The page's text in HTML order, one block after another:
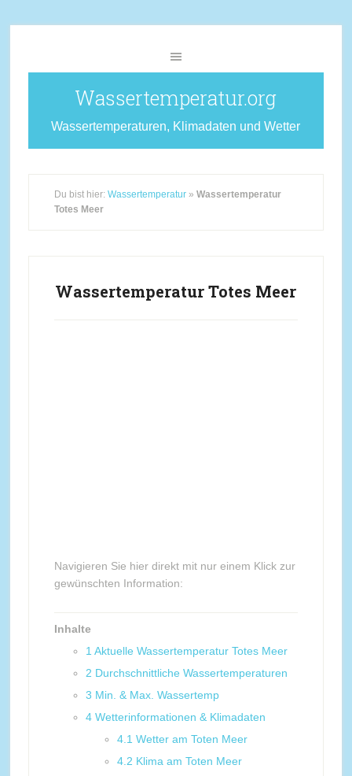
Wassertemperatur.org
Wassertemperaturen, Klimadaten und Wetter
Du bist hier: Wassertemperatur» Wassertemperatur
Totes Meer
Wassertemperatur Totes Meer
Navigieren Sie hier direkt mit nur einem Klick zur
gewünschten Information:
Inhalte
1 Aktuelle Wassertemperatur Totes Meer
2 Durchschnittliche Wassertemperaturen
3 Min. & Max. Wassertemp
4 Wetterinformationen & Klimadaten
4.1 Wetter am Toten Meer
4.2 Klima am Toten Meer